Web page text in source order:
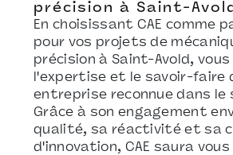
précision à Saint-
En choisissant CAE comme
pour vos projets de
précision à Saint-Avold,
l'expertise et le savoir-faire
entreprise reconnue dans le
Grâce à son engagement
qualité, sa réactivité et sa
d'innovation, CAE saura vous